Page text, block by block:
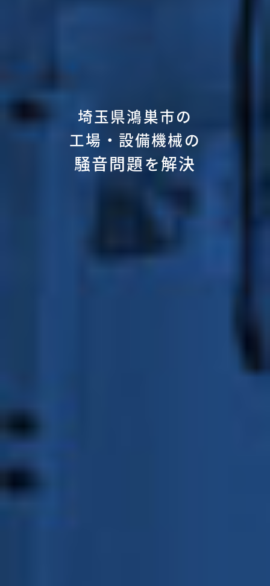
埼玉県鴻巣市の
工場・設備機械の
騒音問題を解決